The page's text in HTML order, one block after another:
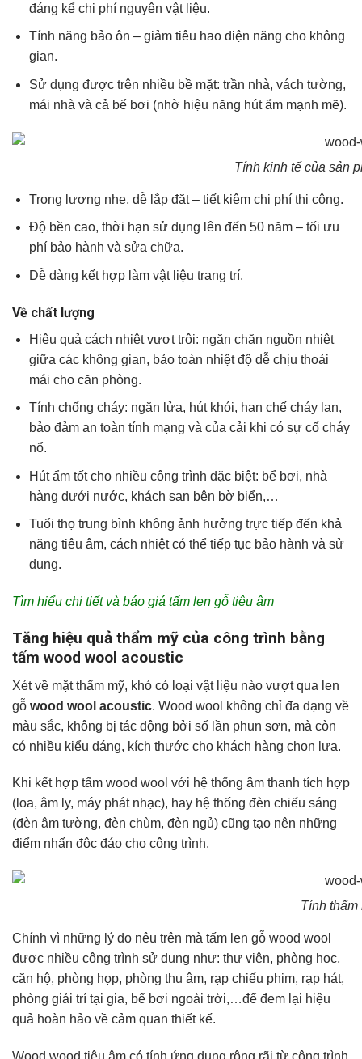
đáng kể chi phí nguyên vật liệu.
Tính năng bảo ôn – giảm tiêu hao điện năng cho không
gian.
Sử dụng được trên nhiều bề mặt: trần nhà, vách tường,
mái nhà và cả bể bơi (nhờ hiệu năng hút ẩm mạnh mẽ).
Tính kinh tế của sản
Trọng lượng nhẹ, dễ lắp đặt – tiết kiệm chi phí thi công.
Độ bền cao, thời hạn sử dụng lên đến 50 năm – tối ưu
phí bảo hành và sửa chữa.
Dễ dàng kết hợp làm vật liệu trang trí.
Về chất lượng
Hiệu quả cách nhiệt vượt trội: ngăn chặn nguồn nhiệt
giữa các không gian, bảo toàn nhiệt độ dễ chịu thoải
mái cho căn phòng.
Tính chống cháy: ngăn lửa, hút khói, hạn chế cháy lan,
bảo đảm an toàn tính mạng và của cải khi có sự cố cháy
nổ.
Hút ẩm tốt cho nhiều công trình đặc biệt: bể bơi, nhà
hàng dưới nước, khách sạn bên bờ biển,…
Tuổi thọ trung bình không ảnh hưởng trực tiếp đến khả
năng tiêu âm, cách nhiệt có thể tiếp tục bảo hành và sử
dụng.
Tìm hiểu chi tiết và báo giá tấm len gỗ tiêu âm
Tăng hiệu quả thẩm mỹ của công trình bằng
tấm wood wool acoustic
Xét về mặt thẩm mỹ, khó có loại vật liệu nào vượt qua len
gỗ wood wool acoustic. Wood wool không chỉ đa dạng về
màu sắc, không bị tác động bởi số lần phun sơn, mà còn
có nhiều kiểu dáng, kích thước cho khách hàng chọn lựa.
Khi kết hợp tấm wood wool với hệ thống âm thanh tích hợp
(loa, âm ly, máy phát nhạc), hay hệ thống đèn chiếu sáng
(đèn âm tường, đèn chùm, đèn ngủ) cũng tạo nên những
điểm nhấn độc đáo cho công trình.
Tính thẩm
Chính vì những lý do nêu trên mà tấm len gỗ wood wool
được nhiều công trình sử dụng như: thư viện, phòng học,
căn hộ, phòng họp, phòng thu âm, rạp chiếu phim, rạp hát,
phòng giải trí tại gia, bể bơi ngoài trời,…để đem lại hiệu
quả hoàn hảo về cảm quan thiết kế.
Wood wood tiêu âm có tính ứng dụng rộng rãi từ công trình